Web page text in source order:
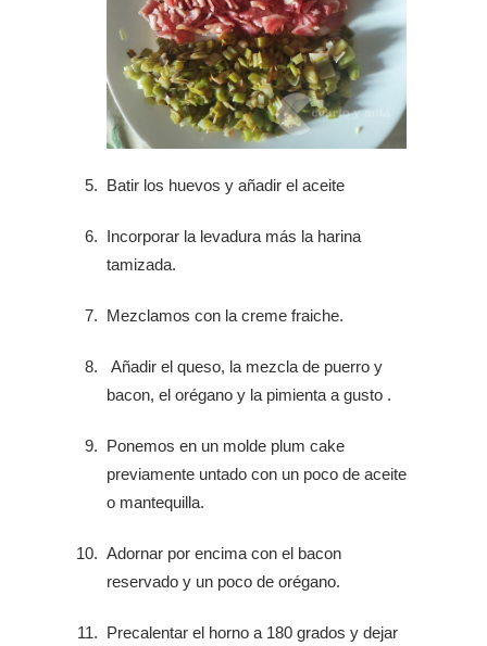
Batir los huevos y añadir el aceite
Incorporar la levadura más la harina
tamizada.
Mezclamos con la creme fraiche.
Añadir el queso, la mezcla de puerro y
bacon, el orégano y la pimienta a gusto .
Ponemos en un molde plum cake
previamente untado con un poco de aceite
o mantequilla.
Adornar por encima con el bacon
reservado y un poco de orégano.
Precalentar el horno a 180 grados y dejar